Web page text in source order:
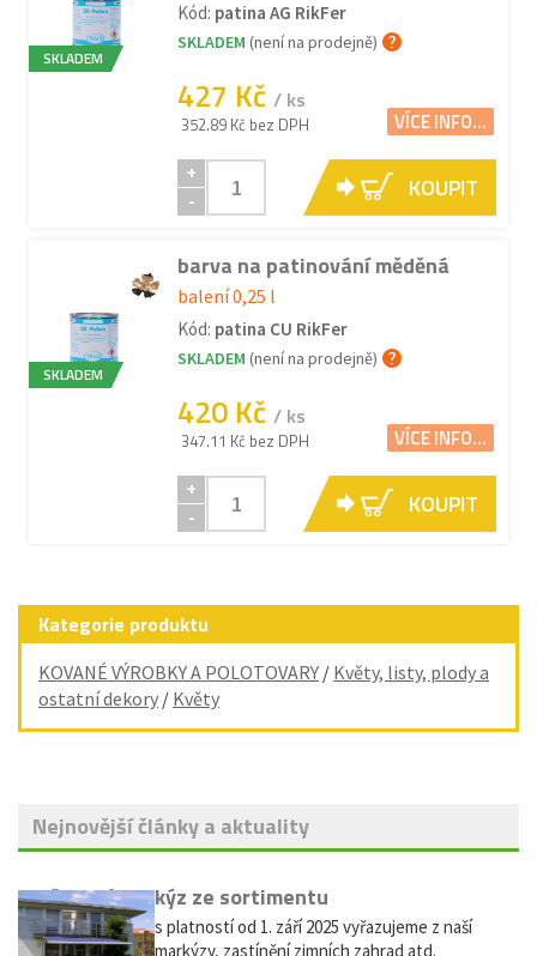
SKLADEM
Kód: patina AG RikFer
SKLADEM (není na prodejně)
427 Kč / ks
352.89 Kč bez DPH VÍCE INFO...
+
-
KOUPIT
SKLADEM
barva na patinování měděná
balení 0,25 l
Kód: patina CU RikFer
SKLADEM (není na prodejně)
420 Kč / ks
347.11 Kč bez DPH VÍCE INFO...
+
-
KOUPIT
Kategorie produktu
KOVANÉ VÝROBKY A POLOTOVARY / Květy, listy, plody a
ostatní dekory / Květy
Nejnovější články a aktuality
Vyřazení markýz ze sortimentu
Vážení zákazníci, s platností od 1. září 2025 vyřazujeme z naší
nabídky výsuvné markýzy, zastínění zimních zahrad atd.